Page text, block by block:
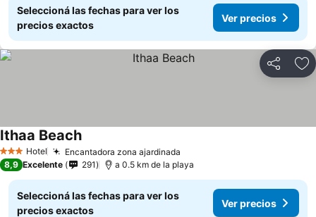
Seleccioná las fechas para ver los
precios exactos
Ver precios
Compartir
3 Estrellas
Hotel Encantadora zona ajardinada
Ithaa Beach
8,9 Excelente 291 a 0.5 km de la playa
Seleccioná las fechas para ver los
precios exactos
Ver precios